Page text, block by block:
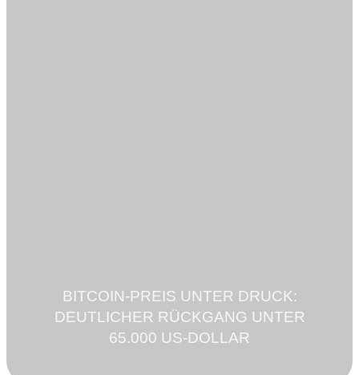
BITCOIN-PREIS UNTER DRUCK:
DEUTLICHER RÜCKGANG UNTER
65.000 US-DOLLAR